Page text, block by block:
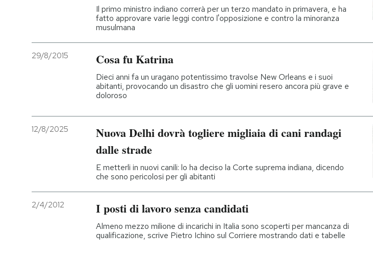
Il primo ministro indiano correrà per un terzo mandato in primavera, e ha
fatto approvare varie leggi contro l'opposizione e contro la minoranza
musulmana
29/8/2015 Cosa fu Katrina
Dieci anni fa un uragano potentissimo travolse New Orleans e i suoi
abitanti, provocando un disastro che gli uomini resero ancora più grave e
doloroso
12/8/2025
Nuova Delhi dovrà togliere migliaia di cani randagi
dalle strade
E metterli in nuovi canili: lo ha deciso la Corte suprema indiana, dicendo
che sono pericolosi per gli abitanti
2/4/2012 I posti di lavoro senza candidati
Almeno mezzo milione di incarichi in Italia sono scoperti per mancanza di
qualificazione, scrive Pietro Ichino sul Corriere mostrando dati e tabelle